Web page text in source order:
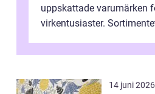
uppskattade varumärken
virkentusiaster.
14 juni 2026